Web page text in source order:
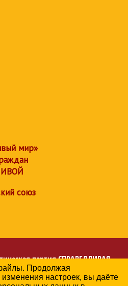
мир»
союз
партияСПРАВЕДЛИВАЯ
РОССИЯ
в Свердловской области
Продолжая
изменения настроек, вы даёте